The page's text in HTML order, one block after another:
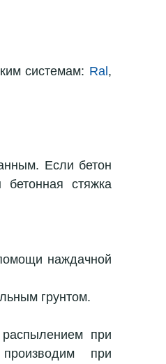
системам: Ral
Если бетон
стяжка
наждачной
грунтом.
при
при